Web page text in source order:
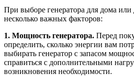
При выборе генератора для дома или
несколько важных факторов:
1. Мощность генератора. Перед
определить, сколько энергии вам
выбирать генератор с запасом
справиться с дополнительными
возникновения необходимости.